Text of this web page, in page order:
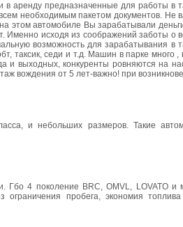
аренду предназначенные для работы в
необходимым пакетом документов. Не
этом автомобиле Вы зарабатывали
Именно исходя из соображений заботы о
возможность для зарабатывания в
таксик, седи и т.д. Машин в парке
выходных, конкуренты ровняются на
вождения от 5 лет-важно! при
и небольших размеров. Такие
Гбо 4 поколение BRC, OMVL, LOVATO
ограничения пробега, экономия